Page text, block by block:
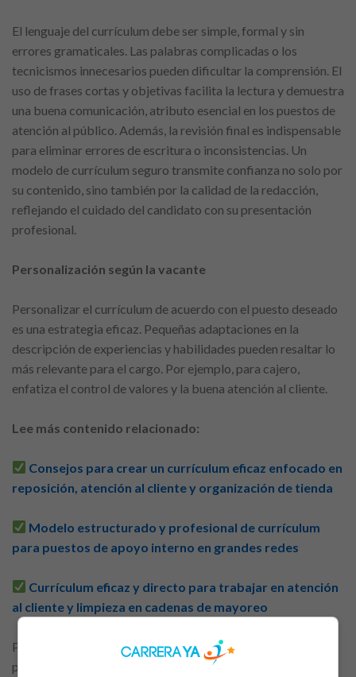
El lenguaje del currículum debe ser simple, formal y sin
errores gramaticales. Las palabras complicadas o los
tecnicismos innecesarios pueden dificultar la comprensión. El
uso de frases cortas y objetivas facilita la lectura y demuestra
una buena comunicación, atributo esencial en los puestos de
atención al público. Además, la revisión final es indispensable
para eliminar errores de escritura o inconsistencias. Un
modelo de currículum seguro transmite confianza no solo por
su contenido, sino también por la calidad de la redacción,
reflejando el cuidado del candidato con su presentación
profesional.
Personalización según la vacante
Personalizar el currículum de acuerdo con el puesto deseado
es una estrategia eficaz. Pequeñas adaptaciones en la
descripción de experiencias y habilidades pueden resaltar lo
más relevante para el cargo. Por ejemplo, para cajero,
enfatiza el control de valores y la buena atención al cliente.
Lee más contenido relacionado:
Consejos para crear un currículum eficaz enfocado en
reposición, atención al cliente y organización de tienda
Modelo estructurado y profesional de currículum
para puestos de apoyo interno en grandes redes
Currículum eficaz y directo para trabajar en atención
al cliente y limpieza en cadenas de mayoreo
Para empaquetador, destaca la agilidad y el cuidado con los
productos. Esta personalización no significa alterar datos,